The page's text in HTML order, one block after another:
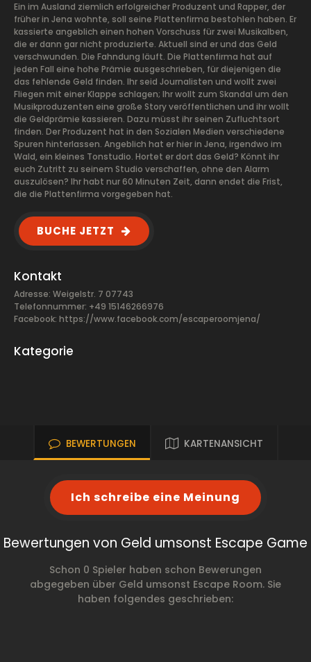
Ein im Ausland ziemlich erfolgreicher Produzent und Rapper, der
früher in Jena wohnte, soll seine Plattenfirma bestohlen haben. Er
kassierte angeblich einen hohen Vorschuss für zwei Musikalben,
die er dann gar nicht produzierte. Aktuell sind er und das Geld
verschwunden. Die Fahndung läuft. Die Plattenfirma hat auf
jeden Fall eine hohe Prämie ausgeschrieben, für diejenigen die
das fehlende Geld finden. Ihr seid Journalisten und wollt zwei
Fliegen mit einer Klappe schlagen; Ihr wollt zum Skandal um den
Musikproduzenten eine große Story veröffentlichen und ihr wollt
die Geldprämie kassieren. Dazu müsst ihr seinen Zufluchtsort
finden. Der Produzent hat in den Sozialen Medien verschiedene
Spuren hinterlassen. Angeblich hat er hier in Jena, irgendwo im
Wald, ein kleines Tonstudio. Hortet er dort das Geld? Könnt ihr
euch Zutritt zu seinem Studio verschaffen, ohne den Alarm
auszulösen? Ihr habt nur 60 Minuten Zeit, dann endet die Frist,
die die Plattenfirma vorgegeben hat.
BUCHE JETZT
Kontakt
Adresse: Weigelstr. 7 07743
Telefonnummer: +49 15146266976
Facebook: https://www.facebook.com/escaperoomjena/
Kategorie
BEWERTUNGEN KARTENANSICHT
Ich schreibe eine Meinung
Bewertungen von Geld umsonst Escape Game
Schon 0 Spieler haben schon Bewerungen
abgegeben über Geld umsonst Escape Room. Sie
haben folgendes geschrieben: